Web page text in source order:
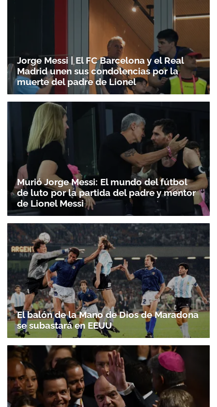
Jorge Messi | El FC Barcelona y el Real
Madrid unen sus condolencias por la
muerte del padre de Lionel
Murió Jorge Messi: El mundo del fútbol
de luto por la partida del padre y mentor
de Lionel Messi
El balón de la Mano de Dios de Maradona
se subastará en EEUU